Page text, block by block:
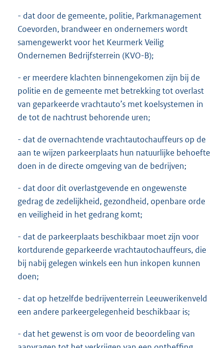
- dat door de gemeente, politie, Parkmanagement
Coevorden, brandweer en ondernemers wordt
samengewerkt voor het Keurmerk Veilig
Ondernemen Bedrijfsterrein (KVO-B);
- er meerdere klachten binnengekomen zijn bij de
politie en de gemeente met betrekking tot overlast
van geparkeerde vrachtauto’s met koelsystemen in
de tot de nachtrust behorende uren;
- dat de overnachtende vrachtautochauffeurs op de
aan te wijzen parkeerplaats hun natuurlijke behoefte
doen in de directe omgeving van de bedrijven;
- dat door dit overlastgevende en ongewenste
gedrag de zedelijkheid, gezondheid, openbare orde
en veiligheid in het gedrang komt;
- dat de parkeerplaats beschikbaar moet zijn voor
kortdurende geparkeerde vrachtautochauffeurs, die
bij nabij gelegen winkels een hun inkopen kunnen
doen;
- dat op hetzelfde bedrijventerrein Leeuwerikenveld
een andere parkeergelegenheid beschikbaar is;
- dat het gewenst is om voor de beoordeling van